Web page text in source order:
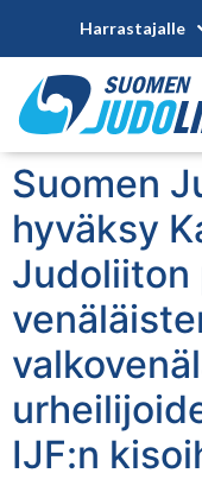
Harrastajalle
Suomen
hyväksy
Judoliiton
IJF:n